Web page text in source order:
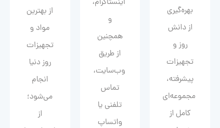
بهره‌گیری
از دانش
روز و
تجهیزات
پیشرفته،
مجموعه‌ای
کامل از
و
همچنین
از طریق
وب‌سایت،
تماس
تلفنی یا
واتساپ
از بهترین
مواد و
تجهیزات
روز دنیا
انجام
می‌شود؛
از